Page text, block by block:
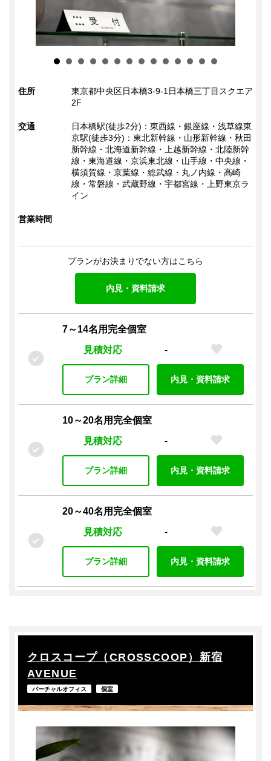
ゲスト同伴（共有ラウンジ）
24時間365日利用可能
定員以上の利用可
住所
東京都中央区日本橋3-9-1日本橋三丁目スクエア
2F
交通
日本橋駅(徒歩2分)：東西線・銀座線・浅草線東
京駅(徒歩3分)：東北新幹線・山形新幹線・秋田
新幹線・北海道新幹線・上越新幹線・北陸新幹
線・東海道線・京浜東北線・山手線・中央線・
横須賀線・京葉線・総武線・丸ノ内線・高崎
線・常磐線・武蔵野線・宇都宮線・上野東京ラ
イン
営業時間
プランがお決まりでない方はこちら
内見・資料請求
7～14名用完全個室
見積対応
-
プラン詳細 内見・資料請求
10～20名用完全個室
見積対応
-
プラン詳細 内見・資料請求
20～40名用完全個室
見積対応
-
プラン詳細 内見・資料請求
クロスコープ（CROSSCOOP）新宿
AVENUE
バーチャルオフィス 個室